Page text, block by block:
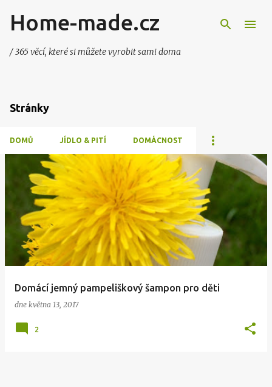
Přeskočit na hlavní obsah
Home-made.cz
/ 365 věcí, které si můžete vyrobit sami doma
Stránky
DOMŮ JÍDLO & PITÍ DOMÁCNOST
s
Domácí jemný pampeliškový šampon pro děti
dne května 13, 2017
2